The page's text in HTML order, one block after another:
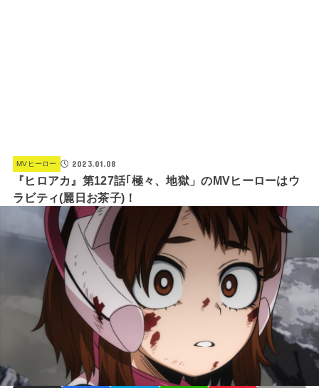
MVヒーロー 2023.01.08
『ヒロアカ』第127話｢極々、地獄」のMVヒーローはウ
ラビティ(麗日お茶子)！